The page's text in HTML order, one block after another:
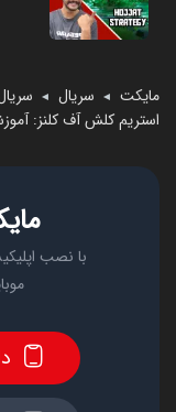
مایکت ◄ سریال ◄
استریم کلش آف کلنز:
با نصب